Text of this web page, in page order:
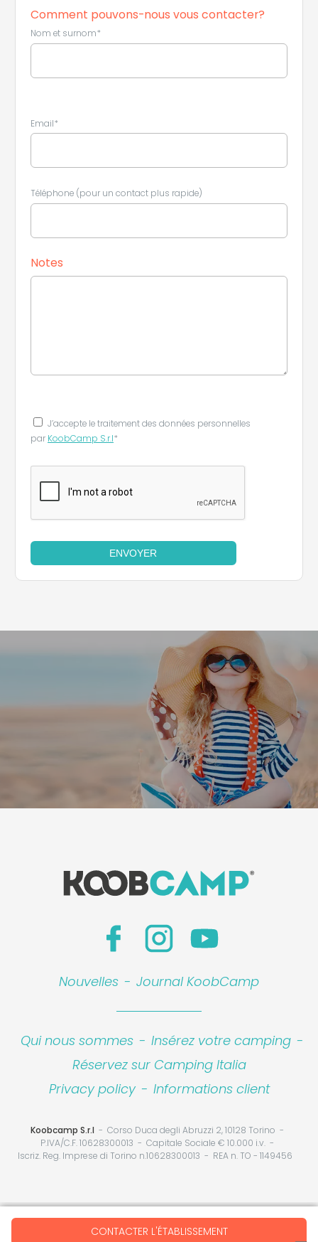
CONTACTER L'ÉTABLISSEMENT
Comment pouvons-nous vous contacter?
Nom et surnom*
Email*
Téléphone (pour un contact plus rapide)
Notes
J’accepte le traitement des données personnelles
par KoobCamp S.r.l*
ENVOYER
Nouvelles - Journal KoobCamp
Qui nous sommes - Insérez votre camping -
Réservez sur Camping Italia
Privacy policy - Informations client
Koobcamp S.r.l
Corso Duca degli Abruzzi 2, 10128 Torino
P.IVA/C.F. 10628300013
Capitale Sociale € 10.000 i.v.
Iscriz. Reg. Imprese di Torino n.10628300013
REA n. TO - 1149456
Your Privacy Choices